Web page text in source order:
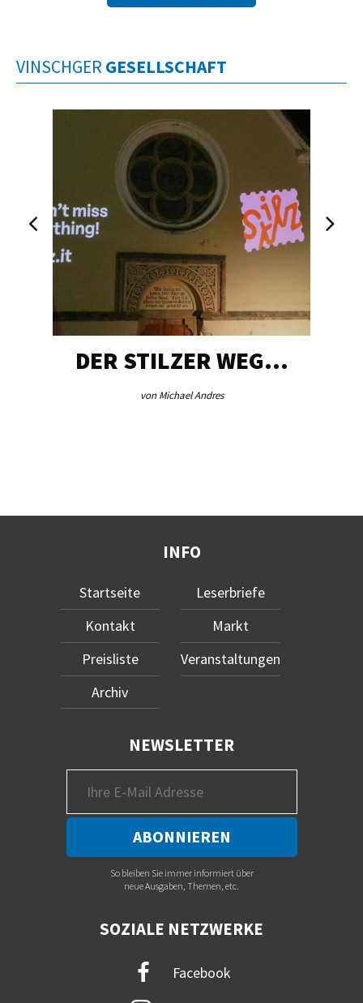
VINSCHGER GESELLSCHAFT
DER STILZER WEG…
von Michael Andres
INFO
Startseite
Kontakt
Preisliste
Archiv
Leserbriefe
Markt
Veranstaltungen
NEWSLETTER
So bleiben Sie immer informiert über
neue Ausgaben, Themen, etc.
SOZIALE NETZWERKE
Facebook